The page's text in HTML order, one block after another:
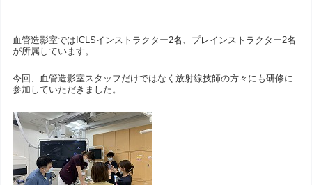
血管造影室ではICLSインストラクター2名、プレインストラクター2名
が所属しています。
今回、血管造影室スタッフだけではなく放射線技師の方々にも研修に
参加していただきました。